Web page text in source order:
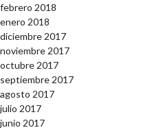
febrero 2018
enero 2018
diciembre 2017
noviembre 2017
octubre 2017
septiembre 2017
agosto 2017
julio 2017
junio 2017